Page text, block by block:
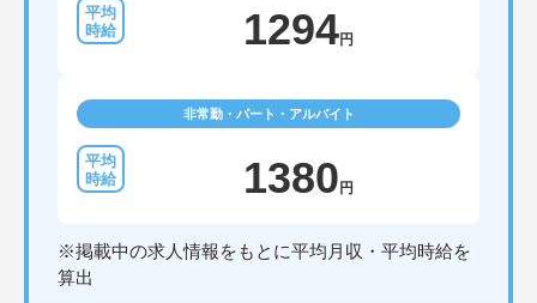
1294円
非常勤・パート・アルバイト
1380 円
※掲載中の求人情報をもとに平均月収・平均時給を
算出